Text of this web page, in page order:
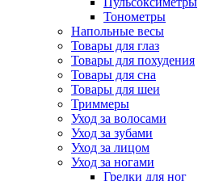
Тонометры
Напольные весы
Товары для глаз
Товары для похудения
Товары для сна
Товары для шеи
Триммеры
Уход за волосами
Уход за зубами
Уход за лицом
Уход за ногами
Грелки для ног